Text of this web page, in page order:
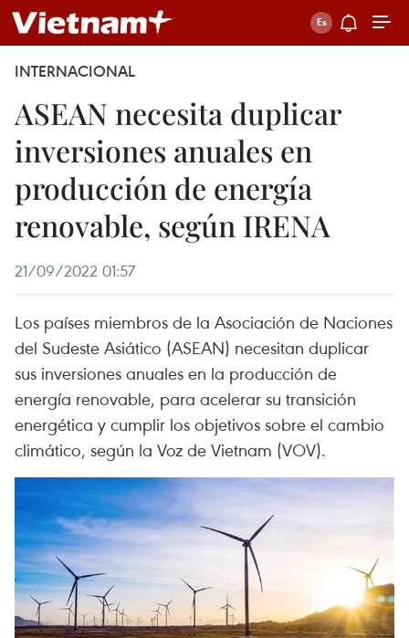
INTERNACIONAL
ASEAN necesita duplicar
inversiones anuales en
producción de energía
renovable, según IRENA
21/09/2022 01:57
Los países miembros de la Asociación de Naciones
del Sudeste Asiático (ASEAN) necesitan duplicar
sus inversiones anuales en la producción de
energía renovable, para acelerar su transición
energética y cumplir los objetivos sobre el cambio
climático, según la Voz de Vietnam (VOV).